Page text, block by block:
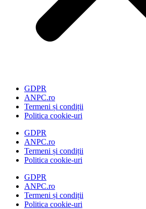
GDPR
ANPC.ro
Termeni și condiții
Politica cookie-uri
GDPR
ANPC.ro
Termeni și condiții
Politica cookie-uri
GDPR
ANPC.ro
Termeni și condiții
Politica cookie-uri